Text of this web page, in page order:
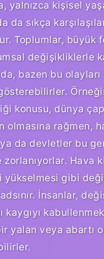
yalnızca kişisel
da sıkça
Toplumlar, büyük
değişikliklerle
bazen bu
konusu, dünya
olmasına rağmen,
da devletler bu
zorlanıyorlar. Hava
yükselmesi gibi
İnsanlar,
kaygıyı
yalan veya abartı